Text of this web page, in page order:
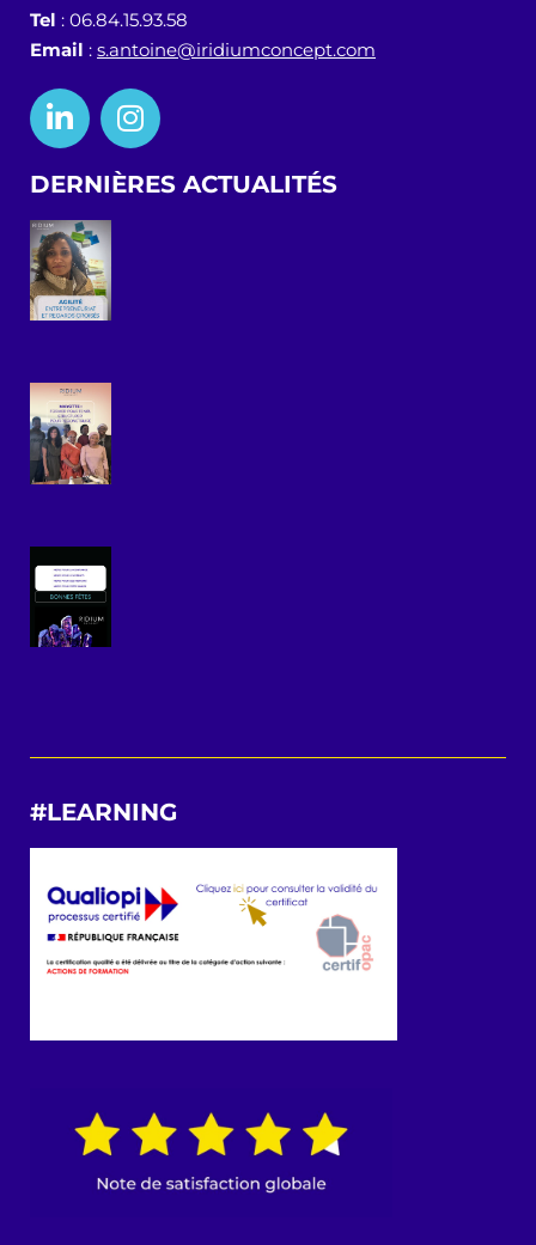
Tel : 06.84.15.93.58
Email : s.antoine@iridiumconcept.com
DERNIÈRES ACTUALITÉS
#LEARNING